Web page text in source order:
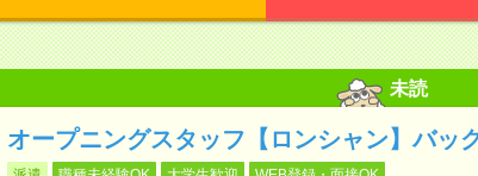
未読
オープニングスタッフ【ロンシャン】バッ